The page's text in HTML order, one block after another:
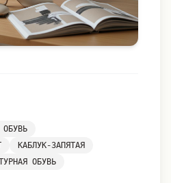
ОБУВЬ
КАБЛУК-ЗАПЯТАЯ
ОБУВЬ